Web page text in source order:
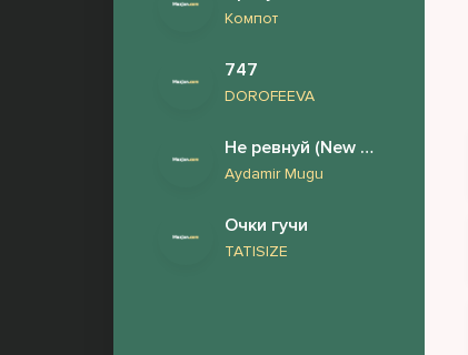
Компот
747
DOROFEEVA
Не ревнуй (New version)
Aydamir Mugu
Очки гучи
TATISIZE